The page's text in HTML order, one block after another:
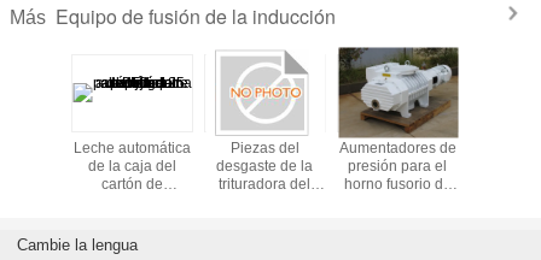
Más Equipo de fusión de la inducción
Leche automática
de la caja del
cartón de
125 del jugo -
350ml
Piezas del
desgaste de la
trituradora del
Aumentadores de
presión para el
horno fusorio de
Cambie la lengua